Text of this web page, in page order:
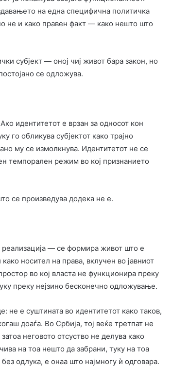
на една специфична политичка
не и како правен факт — како нешто што
субјект — оној чиј живот бара закон, но
се одложува.
идентитетот е врзан за односот кон
го обликува субјектот како трајно
му се измолкнува. Идентитетот не се
темпорален режим во кој признанието
се произведува додека не е.
— се формира живот што е
носител на права, вклучен во јавниот
во кој власта не функционира преку
преку нејзино бесконечно одложување.
не е суштината во идентитетот како таков,
доаѓа. Во Србија, тој веќе третпат не
неговото отсуство не делува како
на тоа нешто да забрани, туку на тоа
одлука, е онаа што најмногу ѝ одговара.